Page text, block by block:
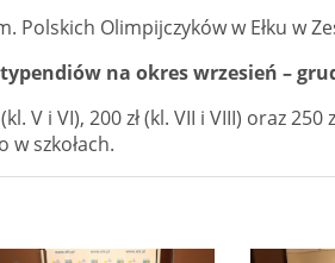
Polskich Olimpijczyków w Ełku w
na okres wrzesień –
V i VI), 200 zł (kl. VII i VIII) oraz 250
w szkołach.